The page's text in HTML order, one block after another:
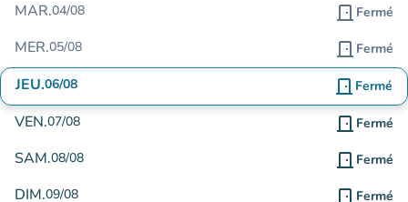
MAR.04/08 door_front Fermé
MER.05/08 door_front Fermé
JEU.06/08 door_front Fermé
VEN.07/08 door_front Fermé
SAM.08/08 door_front Fermé
DIM.09/08 door_front Fermé